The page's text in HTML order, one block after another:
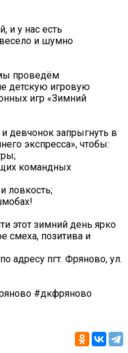
и у нас есть
и шумно
проведём
детскую игровую
игр «Зимний
девчонок запрыгнуть в
экспресса», чтобы:
командных
ловкость;
этот зимний день ярко
смеха, позитива и
адресу пгт. Фряново, ул.
#дкфряново